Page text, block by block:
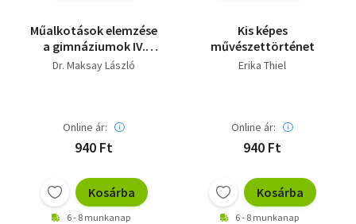
Műalkotások elemzése
a gimnáziumok IV.
osztálya számára
Dr. Maksay László
Online ár:
940 Ft
Kosárba
6 - 8 munkanap
Kis képes
művészettörténet
Erika Thiel
Online ár:
940 Ft
Kosárba
6 - 8 munkanap